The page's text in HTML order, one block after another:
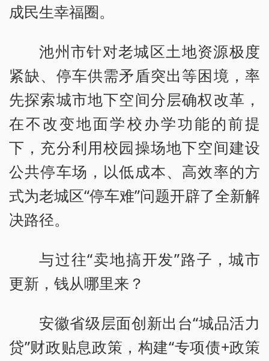
成民生幸福圈。
池州市针对老城区土地资源极度
紧缺、停车供需矛盾突出等困境，率
先探索城市地下空间分层确权改革，
在不改变地面学校办学功能的前提
下，充分利用校园操场地下空间建设
公共停车场，以低成本、高效率的方
式为老城区“停车难”问题开辟了全新解
决路径。
与过往“卖地搞开发”路子，城市
更新，钱从哪里来？
安徽省级层面创新出台“城品活力
贷”财政贴息政策，构建“专项债+政策